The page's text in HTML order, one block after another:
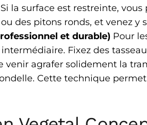
Si la surface est restreinte,
des pitons ronds, et venez
et durable) Pour
Fixez des
venir agrafer solidement la
Cette technique